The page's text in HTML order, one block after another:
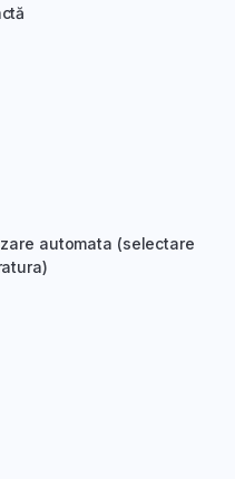
automata (selectare